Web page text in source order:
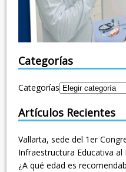
Categorías
Categorías
Artículos Recientes
Vallarta, sede del 1er
Infraestructura Educativa al
¿A qué edad es